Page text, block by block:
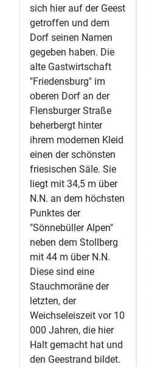
sich hier auf der Geest
getroffen und dem
Dorf seinen Namen
gegeben haben. Die
alte Gastwirtschaft
"Friedensburg" im
oberen Dorf an der
Flensburger Straße
beherbergt hinter
ihrem modernen Kleid
einen der schönsten
friesischen Säle. Sie
liegt mit 34,5 m über
N.N. an dem höchsten
Punktes der
"Sönnebüller Alpen"
neben dem Stollberg
mit 44 m über N.N.
Diese sind eine
Stauchmoräne der
letzten, der
Weichseleiszeit vor 10
000 Jahren, die hier
Halt gemacht hat und
den Geestrand bildet.